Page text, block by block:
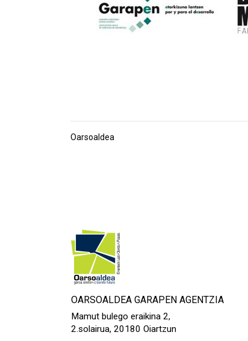
Oarsoaldea
OARSOALDEA GARAPEN AGENTZIA
Mamut bulego eraikina 2,
2.solairua, 20180 Oiartzun